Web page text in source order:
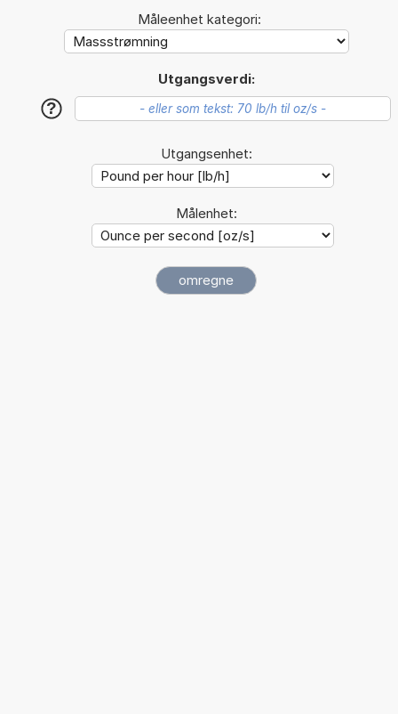
Måleenhet kategori:
Utgangsverdi:
?
Utgangsenhet:
Målenhet: